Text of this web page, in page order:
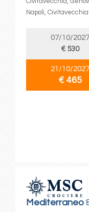
Napoli, Civitavecchia
07/10/2027
€ 530
21/10/2027
€ 465
Mediterraneo